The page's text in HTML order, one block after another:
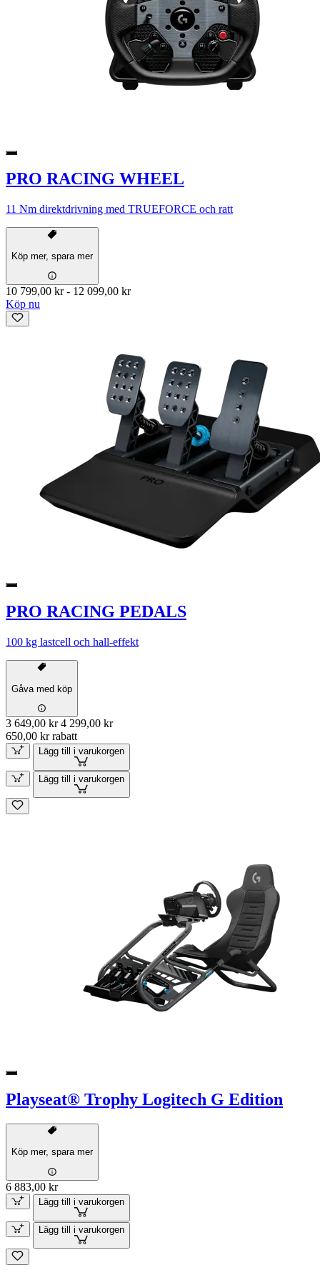
PRO RACING WHEEL
11 Nm direktdrivning med TRUEFORCE och ratt
Köp mer, spara mer
10 799,00 kr- 12 099,00 kr
Köp nu
PRO RACING PEDALS
100 kg lastcell och hall-effekt
Gåva med köp
3 649,00 kr 4 299,00 kr
650,00 kr rabatt
Lägg till i varukorgen
Lägg till i varukorgen
Playseat® Trophy Logitech G Edition
Köp mer, spara mer
6 883,00 kr
Lägg till i varukorgen
Lägg till i varukorgen